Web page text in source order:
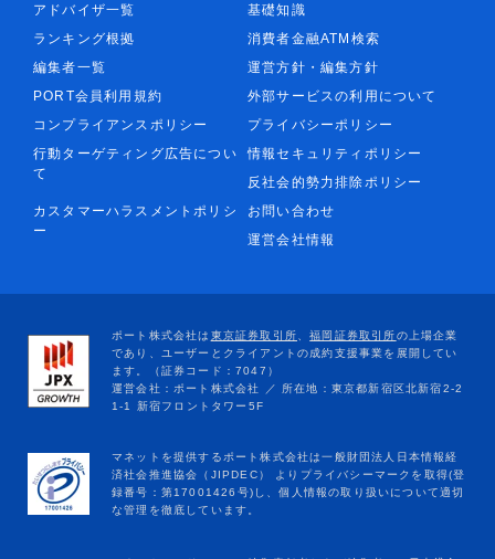
アドバイザ一覧
基礎知識
ランキング根拠
消費者金融ATM検索
編集者一覧
運営方針・編集方針
PORT会員利用規約
外部サービスの利用について
コンプライアンスポリシー
プライバシーポリシー
行動ターゲティング広告につい
て
情報セキュリティポリシー
反社会的勢力排除ポリシー
カスタマーハラスメントポリシ
ー
お問い合わせ
運営会社情報